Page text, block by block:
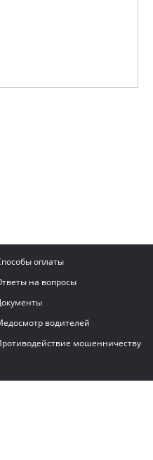
оплаты
на вопросы
водителей
мошенничеству